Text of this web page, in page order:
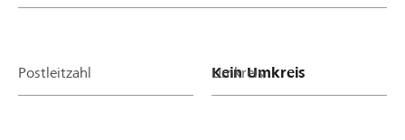
Postleitzahl Umkreis